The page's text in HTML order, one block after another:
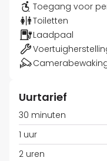
Toegang voor
Toiletten
Laadpaal
Uurtarief
30 minuten
1 uur
2 uren